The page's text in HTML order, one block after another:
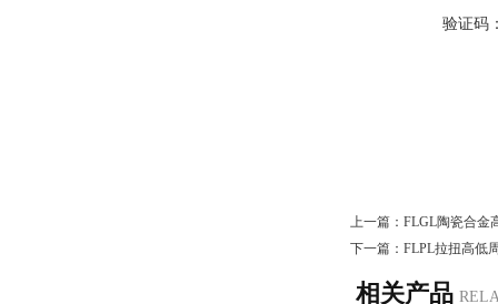
验证码
上一篇： FLGL陶瓷合金
下一篇： FLPL拉扭高低
相关产品